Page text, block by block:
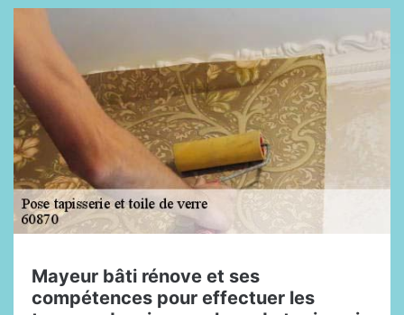
Mayeur bâti rénove et ses
compétences pour effectuer les